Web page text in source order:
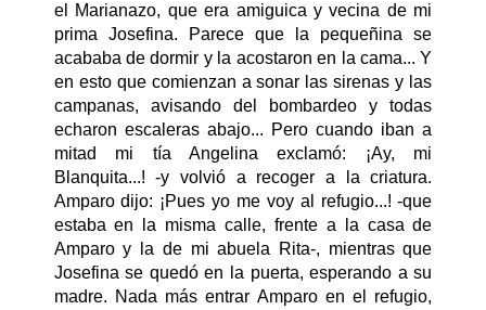
el Marianazo, que era amiguica y vecina de mi
prima Josefina. Parece que la pequeñina se
acababa de dormir y la acostaron en la cama... Y
en esto que comienzan a sonar las sirenas y las
campanas, avisando del bombardeo y todas
echaron escaleras abajo... Pero cuando iban a
mitad mi tía Angelina exclamó: ¡Ay, mi
Blanquita...! -y volvió a recoger a la criatura.
Amparo dijo: ¡Pues yo me voy al refugio...! -que
estaba en la misma calle, frente a la casa de
Amparo y la de mi abuela Rita-, mientras que
Josefina se quedó en la puerta, esperando a su
madre. Nada más entrar Amparo en el refugio,